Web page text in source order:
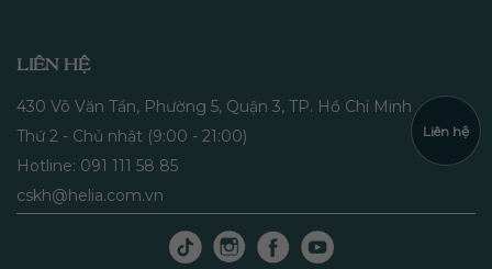
LIÊN HỆ
430 Võ Văn Tần, Phường 5, Quận 3, TP. Hồ Chí Minh
Thứ 2 - Chủ nhật (9:00 - 21:00)
Hotline: 091 111 58 85
cskh@helia.com.vn
Liên hệ